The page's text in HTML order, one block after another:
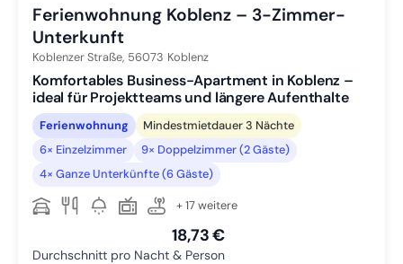
Ferienwohnung Koblenz – 3-Zimmer-
Unterkunft
Koblenzer Straße, 56073 Koblenz
Komfortables Business-Apartment in Koblenz –
ideal für Projektteams und längere Aufenthalte
Ferienwohnung
Mindestmietdauer 3 Nächte
6× Einzelzimmer
9× Doppelzimmer (2 Gäste)
4× Ganze Unterkünfte (6 Gäste)
+ 17 weitere
18,73 €
Durchschnitt pro Nacht & Person